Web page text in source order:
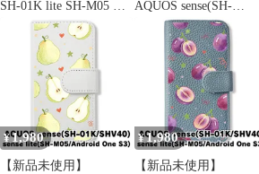
SH-01K lite SH-M05 ケ
ース カバー 手帳型 猫
ねこ SH-01Kケース SH-
01Kカバー SHV40ケー
ス SHV40カバー "q-
10m-27-dn03
AQUOS sense(SH-
01K/SHV40) 手帳型ス
マホ ケース (色：シャ
ンパン×りんご総柄) り
んご 林檎 リボン フル
ーツ 総柄 かわいい 韓
国 flip2-sh01k-cmpn-580
¥1,980
【新品未使用】
¥1,980
【新品未使用】